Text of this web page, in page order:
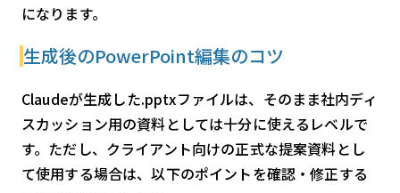
になります。
生成後のPowerPoint編集のコツ
Claudeが生成した.pptxファイルは、そのまま社内ディ
スカッション用の資料としては十分に使えるレベルで
す。ただし、クライアント向けの正式な提案資料とし
て使用する場合は、以下のポイントを確認・修正する